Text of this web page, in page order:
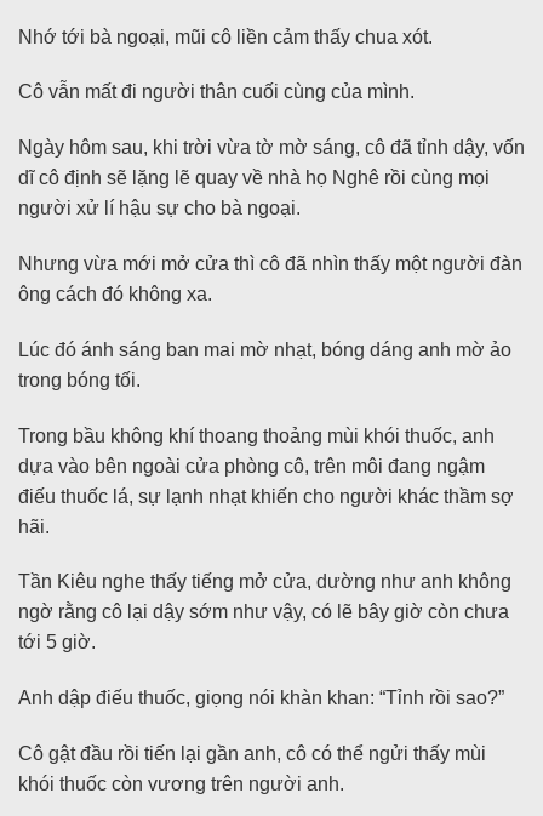
Nhớ tới bà ngoại, mũi cô liền cảm thấy chua xót.
Cô vẫn mất đi người thân cuối cùng của mình.
Ngày hôm sau, khi trời vừa tờ mờ sáng, cô đã tỉnh dậy, vốn
dĩ cô định sẽ lặng lẽ quay về nhà họ Nghê rồi cùng mọi
người xử lí hậu sự cho bà ngoại.
Nhưng vừa mới mở cửa thì cô đã nhìn thấy một người đàn
ông cách đó không xa.
Lúc đó ánh sáng ban mai mờ nhạt, bóng dáng anh mờ ảo
trong bóng tối.
Trong bầu không khí thoang thoảng mùi khói thuốc, anh
dựa vào bên ngoài cửa phòng cô, trên môi đang ngậm
điếu thuốc lá, sự lạnh nhạt khiến cho người khác thầm sợ
hãi.
Tần Kiêu nghe thấy tiếng mở cửa, dường như anh không
ngờ rằng cô lại dậy sớm như vậy, có lẽ bây giờ còn chưa
tới 5 giờ.
Anh dập điếu thuốc, giọng nói khàn khan: “Tỉnh rồi sao?”
Cô gật đầu rồi tiến lại gần anh, cô có thể ngửi thấy mùi
khói thuốc còn vương trên người anh.